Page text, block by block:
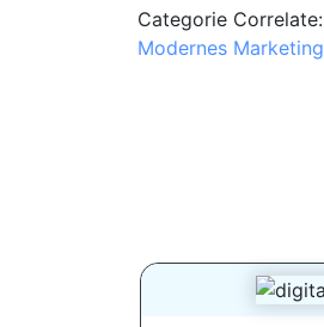
Categorie Correlate:
Modernes Marketing